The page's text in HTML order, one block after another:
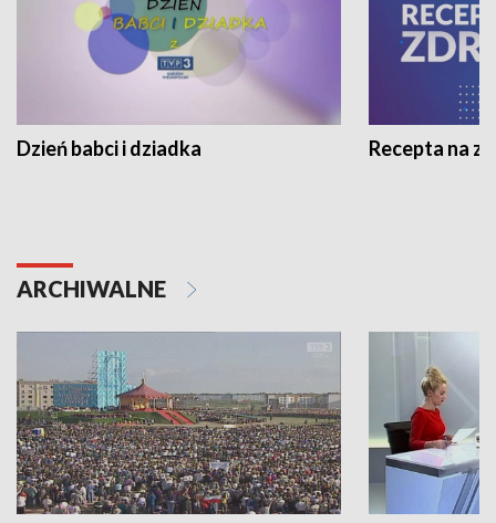
Dzień babci i dziadka Recepta na
ARCHIWALNE